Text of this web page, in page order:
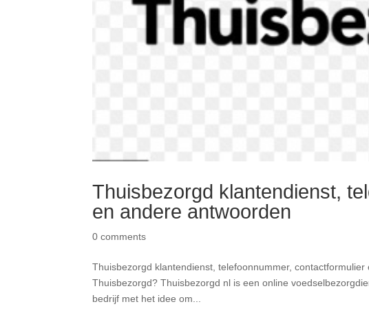
Thuisbezorgd klantendienst,
en andere antwoorden
0 comments
Thuisbezorgd klantendienst, telefoonnummer,
Thuisbezorgd? Thuisbezorgd nl is een online
bedrijf met het idee om...